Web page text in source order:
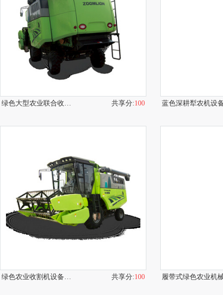
绿色大型农业联合收割机 共享分:100 蓝色深耕犁农机设
绿色农业收割机设备展示 共享分:100